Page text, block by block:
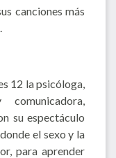
canciones más
12 la psicóloga,
su espectáculo
el sexo y la
para aprender